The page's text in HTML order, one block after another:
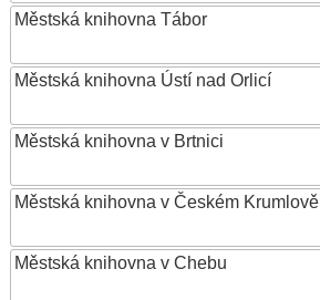
Městská knihovna Tábor
Městská knihovna Ústí nad Orlicí
Městská knihovna v Brtnici
Městská knihovna v Českém Krumlově
Městská knihovna v Chebu